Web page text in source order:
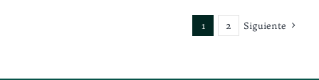
1 2 Siguiente